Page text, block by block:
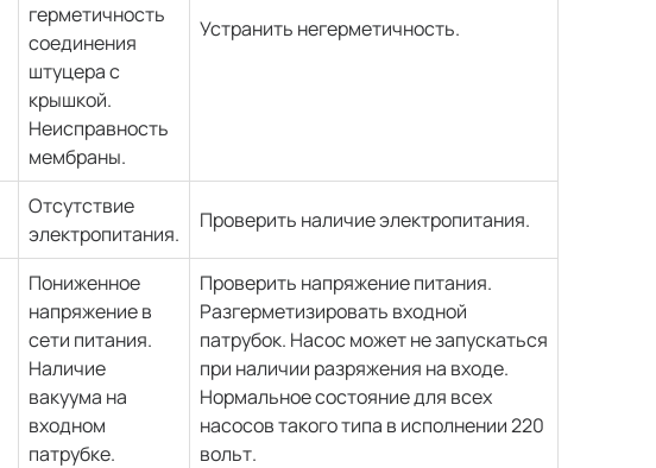
герметичность
соединения
штуцера с
крышкой.
Неисправность
мембраны.
Устранить негерметичность.
Отсутствие
электропитания.
Проверить наличие электропитания.
Пониженное
напряжение в
сети питания.
Наличие
вакуума на
входном
патрубке.
Проверить напряжение питания.
Разгерметизировать входной
патрубок. Насос может не запускаться
при наличии разряжения на входе.
Нормальное состояние для всех
насосов такого типа в исполнении 220
вольт.